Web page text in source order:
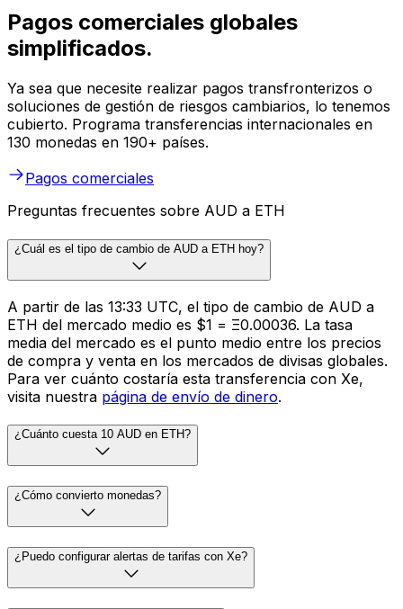
Pagos comerciales globales
simplificados.
Ya sea que necesite realizar pagos transfronterizos o
soluciones de gestión de riesgos cambiarios, lo tenemos
cubierto. Programa transferencias internacionales en
130 monedas en 190+ países.
Pagos comerciales
Preguntas frecuentes sobre AUD a ETH
¿Cuál es el tipo de cambio de AUD a ETH hoy?
A partir de las 13:33 UTC, el tipo de cambio de AUD a
ETH del mercado medio es $1 = Ξ0.00036. La tasa
media del mercado es el punto medio entre los precios
de compra y venta en los mercados de divisas globales.
Para ver cuánto costaría esta transferencia con Xe,
visita nuestra página de envío de dinero.
¿Cuánto cuesta 10 AUD en ETH?
¿Cómo convierto monedas?
¿Puedo configurar alertas de tarifas con Xe?